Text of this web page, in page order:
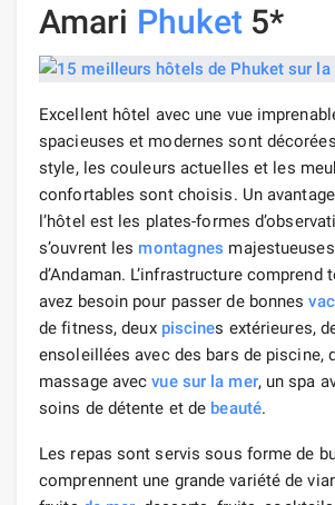
Amari Phuket 5*
Excellent hôtel avec une vue
spacieuses et modernes sont
style, les couleurs actuelles et les
confortables sont choisis. Un
l’hôtel est les plates-formes
s’ouvrent les montagnes
d’Andaman. L’infrastructure comprend
avez besoin pour passer de bonnes
de fitness, deux piscines extérieures,
ensoleillées avec des bars de piscine,
massage avecvue sur la mer, un spa
soins de détente et de beauté.
Les repas sont servis sous forme de
comprennent une grande variété de